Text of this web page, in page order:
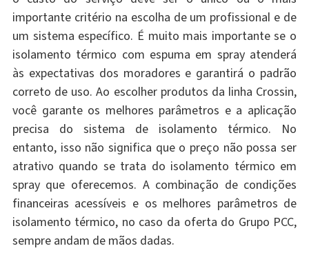
importante critério na escolha de um profissional e de
um sistema específico. É muito mais importante se o
isolamento térmico com espuma em spray atenderá
às expectativas dos moradores e garantirá o padrão
correto de uso. Ao escolher produtos da linha Crossin,
você garante os melhores parâmetros e a aplicação
precisa do sistema de isolamento térmico. No
entanto, isso não significa que o preço não possa ser
atrativo quando se trata do isolamento térmico em
spray que oferecemos. A combinação de condições
financeiras acessíveis e os melhores parâmetros de
isolamento térmico, no caso da oferta do Grupo PCC,
sempre andam de mãos dadas.